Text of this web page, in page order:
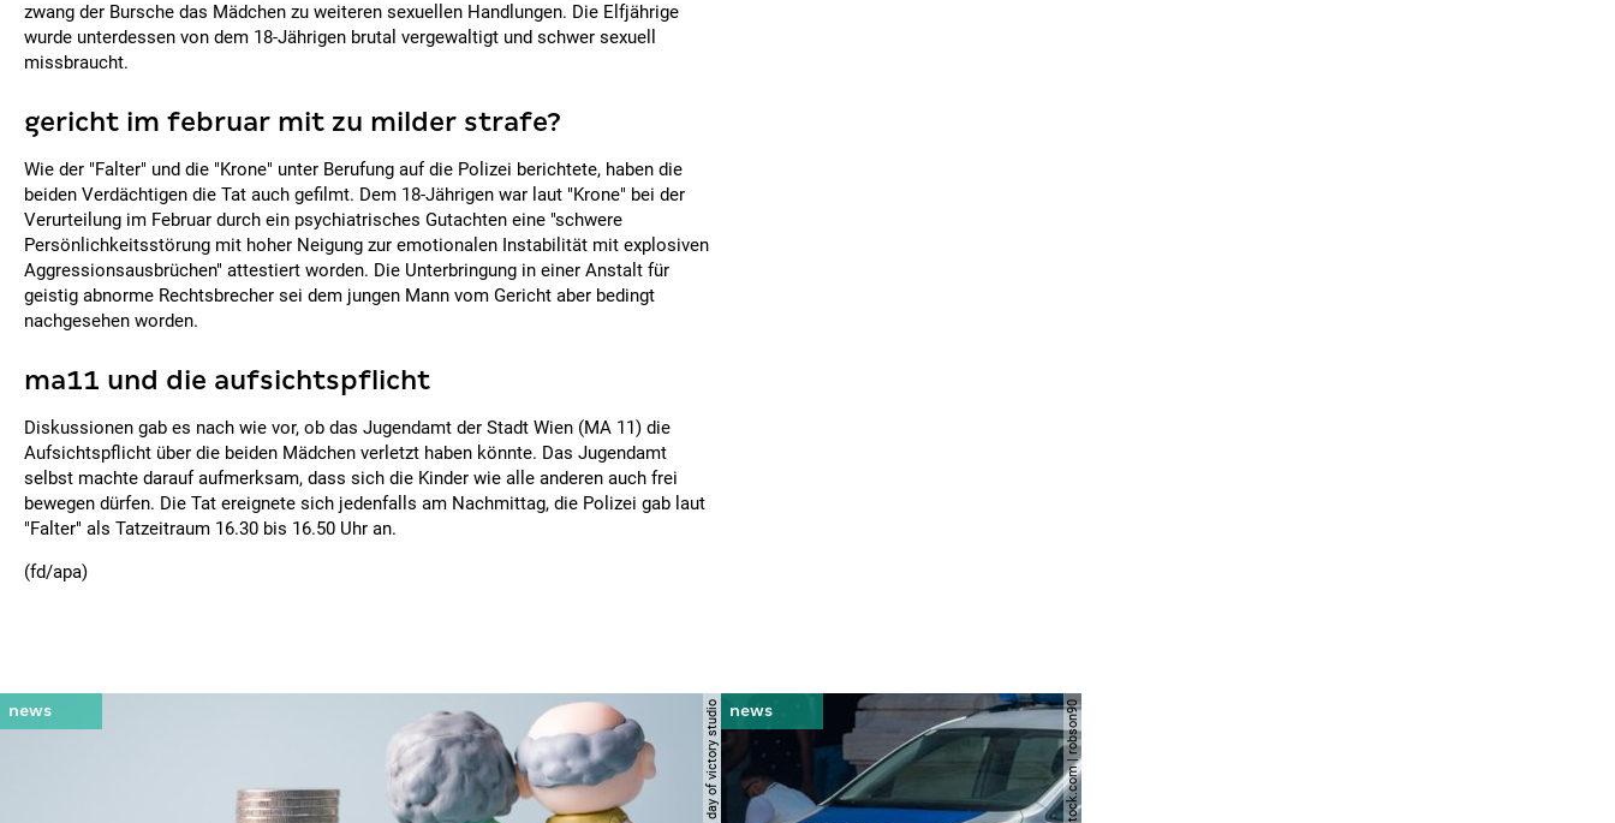
zwang der Bursche das Mädchen zu weiteren sexuellen Handlungen. Die Elfjährige
wurde unterdessen von dem 18-Jährigen brutal vergewaltigt und schwer sexuell
missbraucht.
gericht im februar mit zu milder strafe?
Wie der "Falter" und die "Krone" unter Berufung auf die Polizei berichtete, haben die
beiden Verdächtigen die Tat auch gefilmt. Dem 18-Jährigen war laut "Krone" bei der
Verurteilung im Februar durch ein psychiatrisches Gutachten eine "schwere
Persönlichkeitsstörung mit hoher Neigung zur emotionalen Instabilität mit explosiven
Aggressionsausbrüchen" attestiert worden. Die Unterbringung in einer Anstalt für
geistig abnorme Rechtsbrecher sei dem jungen Mann vom Gericht aber bedingt
nachgesehen worden.
ma11 und die aufsichtspflicht
Diskussionen gab es nach wie vor, ob das Jugendamt der Stadt Wien (MA 11) die
Aufsichtspflicht über die beiden Mädchen verletzt haben könnte. Das Jugendamt
selbst machte darauf aufmerksam, dass sich die Kinder wie alle anderen auch frei
bewegen dürfen. Die Tat ereignete sich jedenfalls am Nachmittag, die Polizei gab laut
"Falter" als Tatzeitraum 16.30 bis 16.50 Uhr an.
(fd/apa)